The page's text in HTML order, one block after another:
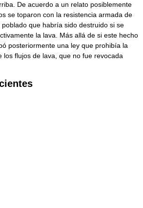
De acuerdo a un relato posiblemente
se toparon con la resistencia armada de
que habría sido destruido si se
la lava. Más allá de si este hecho
posteriormente una ley que prohibía la
los flujos de lava, que no fue revocada